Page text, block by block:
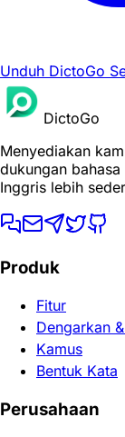
Unduh DictoGo
DictoGo
Menyediakan
dukungan
Inggris lebih
Produk
Fitur
Dengarkan
Kamus
Bentuk Kata
Perusahaan